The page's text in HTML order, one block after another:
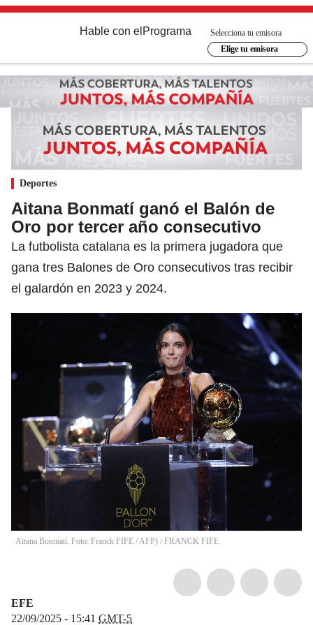
Hable con el Programa
Selecciona tu emisora
Elige tu emisora
Deportes
Aitana Bonmatí ganó el Balón de
Oro por tercer año consecutivo
La futbolista catalana es la primera jugadora que
gana tres Balones de Oro consecutivos tras recibir
el galardón en 2023 y 2024.
Aitana Bonmatí. Foto: Franck FIFE / AFP) / FRANCK FIFE
EFE
22/09/2025 - 15:41 GMT-5